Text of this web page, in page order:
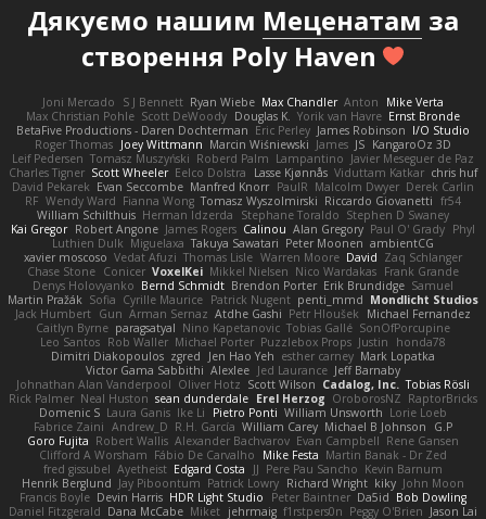
Дякуємо нашим Меценатам за
створення Poly Haven
Joni Mercado S J Bennett Ryan Wiebe Max Chandler Anton
Mike Verta
Max Christian Pohle Scott DeWoody Douglas K. Yorik van Havre Ernst Bronde
BetaFive Productions - Daren Dochterman Eric Perley James Robinson I/O Studio
Roger Thomas Joey Wittmann Marcin Wiśniewski James JS KangaroOz 3D
Leif Pedersen Tomasz Muszyński Roberd Palm Lampantino Javier Meseguer de Paz
Charles Tigner Scott Wheeler Eelco Dolstra Lasse Kjønnås Viduttam Katkar chris huf
David Pekarek Evan Seccombe Manfred Knorr PaulR Malcolm Dwyer Derek Carlin
RF Wendy Ward Fianna Wong Tomasz Wyszolmirski Riccardo Giovanetti fr54
William Schilthuis Herman Idzerda Stephane Toraldo Stephen D Swaney
Kai Gregor Robert Angone James Rogers Calinou Alan Gregory Paul O' Grady Phyl
Luthien Dulk Miguelaxa Takuya Sawatari Peter Moonen ambientCG
xavier moscoso Vedat Afuzi Thomas Lisle Warren Moore David Zaq Schlanger
Chase Stone Conicer VoxelKei Mikkel Nielsen Nico Wardakas Frank Grande
Denys Holovyanko Bernd Schmidt Brendon Porter Erik Brundidge Samuel
Martin Pražák Sofia Cyrille Maurice Patrick Nugent penti_mmd Mondlicht Studios
Jack Humbert Gun Arman Sernaz Atdhe Gashi Petr Hloušek
Michael Fernandez
Caitlyn Byrne paragsatyal Nino Kapetanovic Tobias Gallé SonOfPorcupine
Leo Santos Rob Waller Michael Porter Puzzlebox Props Justin
honda78
Dimitri Diakopoulos zgred Jen Hao Yeh esther carney Mark Lopatka
Victor Gama Sabbithi Alexlee Jed Laurance Jeff Barnaby
Johnathan Alan Vanderpool Oliver Hotz Scott Wilson Cadalog, Inc. Tobias Rösli
Rick Palmer Neal Huston sean dunderdale Erel Herzog OroborosNZ RaptorBricks
Domenic S Laura Ganis Ike Li Pietro Ponti William Unsworth Lorie Loeb
Fabrice Zaini Andrew_D R.H. García William Carey Michael B Johnson
G.P
Goro Fujita Robert Wallis Alexander Bachvarov Evan Campbell Rene Gansen
Clifford A Worsham Fábio De Carvalho Mike Festa Martin Banak - Dr Zed
fred gissubel Ayetheist Edgard Costa JJ Pere Pau Sancho Kevin Barnum
Henrik Berglund Jay Piboontum Patrick Lowry Richard Wright kiky John Moon
Francis Boyle Devin Harris HDR Light Studio Peter Baintner Da5id Bob Dowling
Daniel Fitzgerald Dana McCabe Miket jehrmaig f1rstpers0n Peggy O'Brien Jason Lai